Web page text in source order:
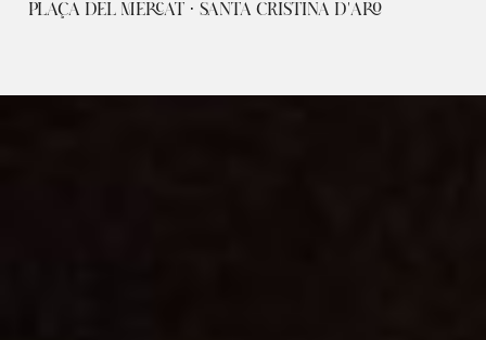
PLAÇA DEL MERCAT · SANTA CRISTINA D'ARO